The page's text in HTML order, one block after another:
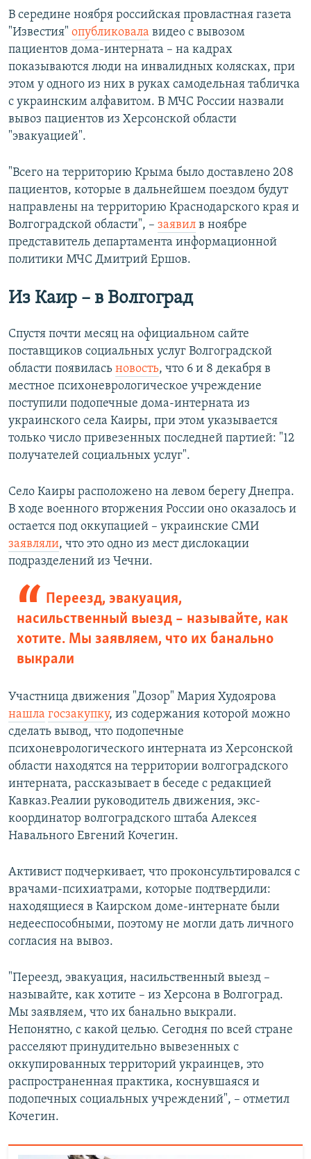
В середине ноября российская провластная газета
"Известия" опубликовала видео с вывозом
пациентов дома-интерната – на кадрах
показываются люди на инвалидных колясках, при
этом у одного из них в руках самодельная табличка
с украинским алфавитом. В МЧС России назвали
вывоз пациентов из Херсонской области
"эвакуацией".
"Всего на территорию Крыма было доставлено 208
пациентов, которые в дальнейшем поездом будут
направлены на территорию Краснодарского края и
Волгоградской области", – заявил в ноябре
представитель департамента информационной
политики МЧС Дмитрий Ершов.
Из Каир – в Волгоград
Спустя почти месяц на официальном сайте
поставщиков социальных услуг Волгоградской
области появилась новость, что 6 и 8 декабря в
местное психоневрологическое учреждение
поступили подопечные дома-интерната из
украинского села Каиры, при этом указывается
только число привезенных последней партией: "12
получателей социальных услуг".
Село Каиры расположено на левом берегу Днепра.
В ходе военного вторжения России оно оказалось и
остается под оккупацией – украинские СМИ
заявляли, что это одно из мест дислокации
подразделений из Чечни.
Переезд, эвакуация,
насильственный выезд – называйте, как
хотите. Мы заявляем, что их банально
выкрали
Участница движения "Дозор" Мария Худоярова
нашла госзакупку, из содержания которой можно
сделать вывод, что подопечные
психоневрологического интерната из Херсонской
области находятся на территории волгоградского
интерната, рассказывает в беседе с редакцией
Кавказ.Реалии руководитель движения, экс-
координатор волгоградского штаба Алексея
Навального Евгений Кочегин.
Активист подчеркивает, что проконсультировался с
врачами-психиатрами, которые подтвердили:
находящиеся в Каирском доме-интернате были
недееспособными, поэтому не могли дать личного
согласия на вывоз.
"Переезд, эвакуация, насильственный выезд –
называйте, как хотите – из Херсона в Волгоград.
Мы заявляем, что их банально выкрали.
Непонятно, с какой целью. Сегодня по всей стране
расселяют принудительно вывезенных с
оккупированных территорий украинцев, это
распространенная практика, коснувшаяся и
подопечных социальных учреждений", – отметил
Кочегин.